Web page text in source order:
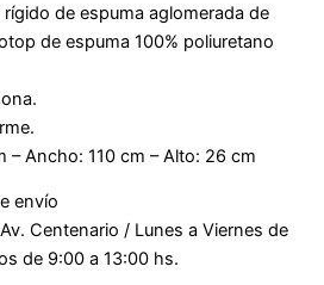
de espuma aglomerada de
de espuma 100% poliuretano
– Ancho: 110 cm – Alto: 26 cm
envío
Centenario / Lunes a Viernes de
de 9:00 a 13:00 hs.